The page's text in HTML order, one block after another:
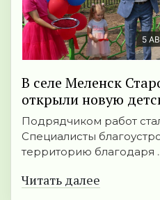
5
В селе Меленск
открыли новую
Подрядчиком работ
Специалисты
территорию благодаря
Читать далее